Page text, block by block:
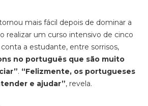
mais fácil depois de dominar a
realizar um curso intensivo de cinco
a estudante, entre sorrisos,
no português que são muito
. “Felizmente, os portugueses
e ajudar”, revela.